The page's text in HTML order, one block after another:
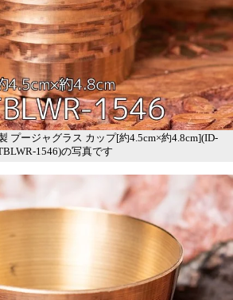
プージャグラス カップ[約4.5cm×約4.8cm](ID-
1546)の写真です